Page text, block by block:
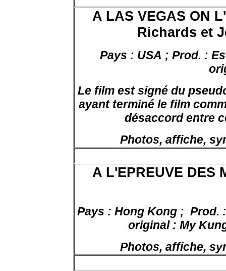
A LAS VEGAS ON
Richards et
Pays : USA ; Prod. :
Le film est signé du
ayant terminé le film
désaccord entre
Photos, affiche,
A L'EPREUVE DES
Pays : Hong Kong ; Prod.
original : My
Photos, affiche,